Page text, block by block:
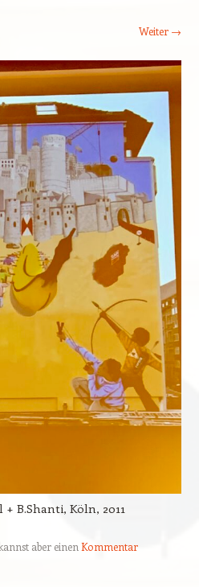
Weiter →
B.Shanti, Köln, 2011
aber einenKommentar